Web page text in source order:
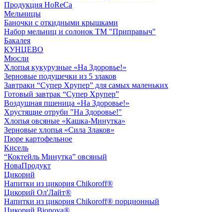
Продукция HoReCa
Мельницы
Баночки с откидными крышками
Набор мельниц и солонок ТМ "Приправыч"
Бакалея
КУНЦЕВО
Мюсли
Хлопья кукурузные «На Здоровье!»
Зерновые подушечки из 5 злаков
Завтраки “Супер Хрупер” для самых маленьких
Готовый завтрак “Супер Хрупер”
Воздушная пшеница «На Здоровье!»
Хрустящие отруби "На Здоровье!"
Хлопья овсяные «Кашка-Минутка»
Зерновые хлопья «Сила Злаков»
Пюре картофельное
Кисель
“Коктейль Минутка” овсяный
НоваПродукт
Цикорий
Напитки из цикория Chikoroff®
Цикорий Ол'Лайт®
Напитки из цикория Chikoroff® порционный
Цикорий Bionova®